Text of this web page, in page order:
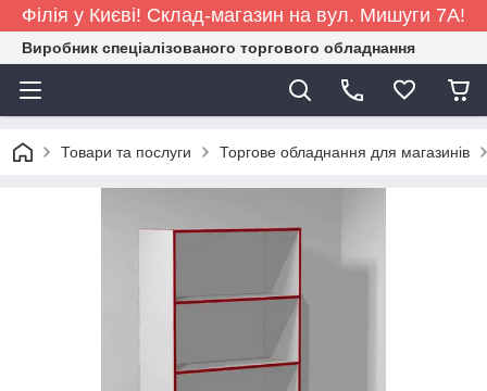
Філія у Києві! Склад-магазин на вул. Мишуги 7А!
Виробник спеціалізованого торгового обладнання
Товари та послуги Торгове обладнання для магазинів